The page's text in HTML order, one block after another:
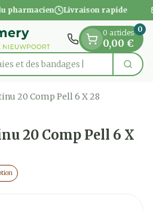
pharmacien Livraison rapide
et des bandages
0 articles
0,00 €
0
20 Comp Pell 6 X 28
20 Comp Pell 6 X